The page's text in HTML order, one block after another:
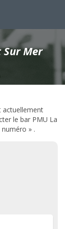
Sur Mer
actuellement
le bar PMU La
» .